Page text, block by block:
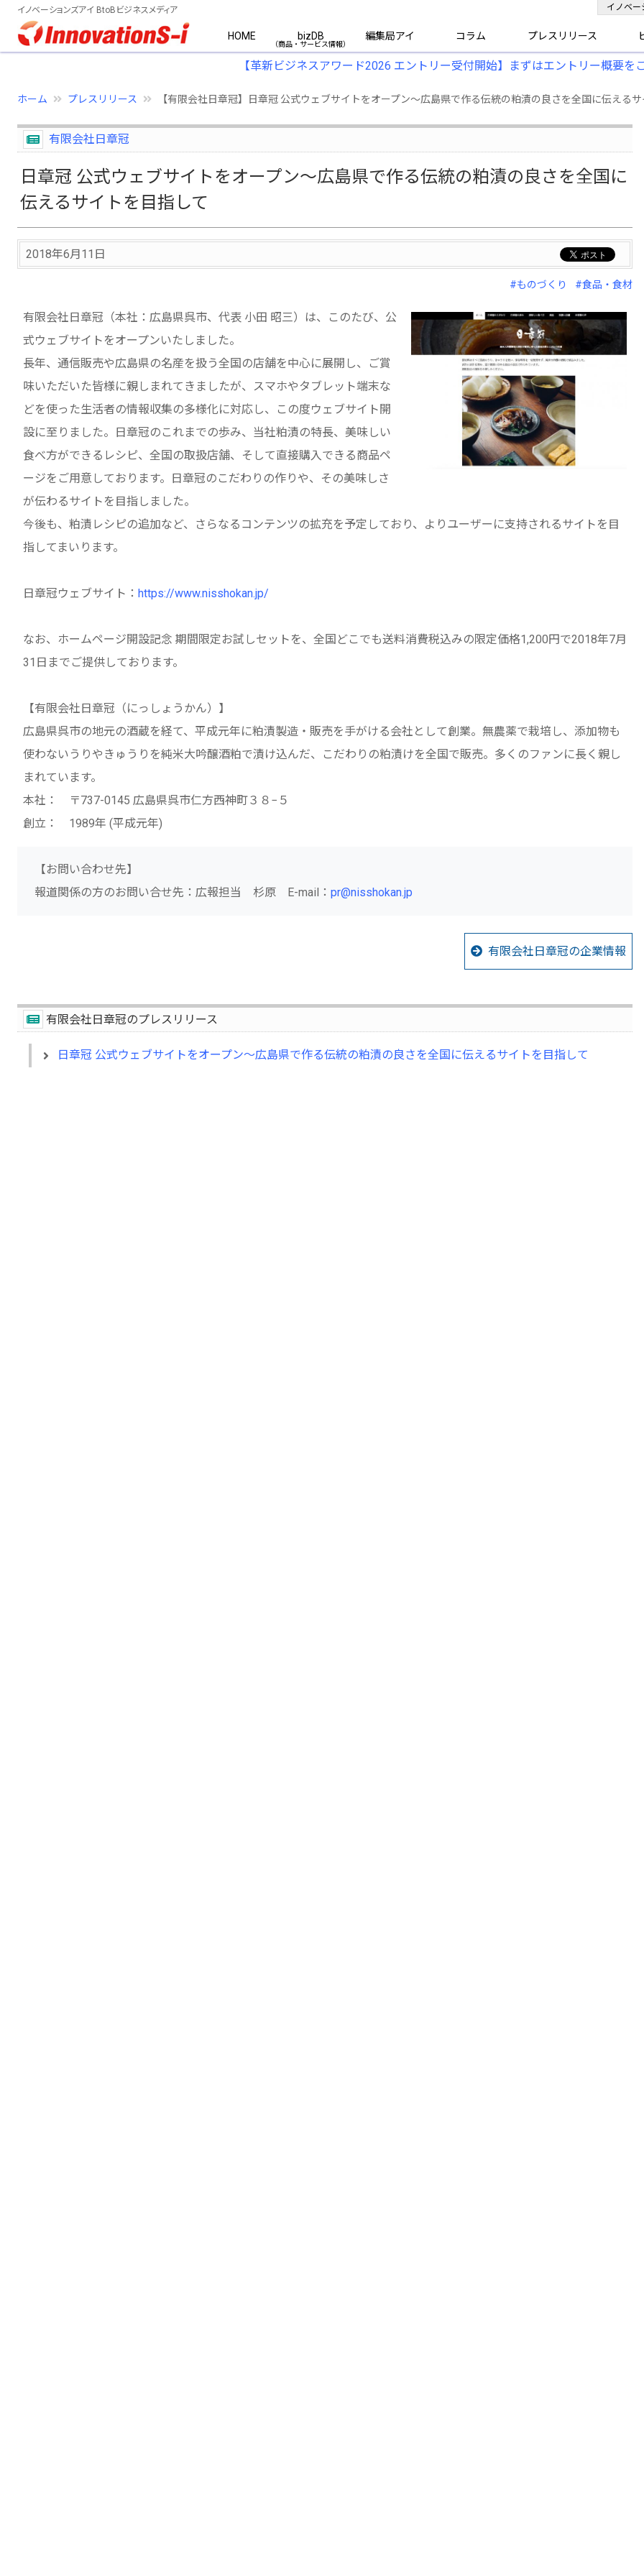
イノベーションズアイ BtoBビジネスメディア
HOME bizDB 編集局アイ コラム プレスリリース
イノベー
【革新ビジネスアワード2026 エントリー受付開始】まずはエントリー概要を
ホーム プレスリリース 【有限会社日章冠】日章冠 公式ウェブサイトをオープン〜広島県で作る伝統の粕漬の良さを全国に伝える
有限会社日章冠
日章冠 公式ウェブサイトをオープン〜広島県で作る伝統の粕漬の良さを全国に
伝えるサイトを目指して
2018年6月11日
#ものづくり #食品・食材
有限会社日章冠（本社：広島県呉市、代表 小田 昭三）は、このたび、公
式ウェブサイトをオープンいたしました。
長年、通信販売や広島県の名産を扱う全国の店舗を中心に展開し、ご賞
味いただいた皆様に親しまれてきましたが、スマホやタブレット端末な
どを使った生活者の情報収集の多様化に対応し、この度ウェブサイト開
設に至りました。日章冠のこれまでの歩み、当社粕漬の特長、美味しい
食べ方ができるレシピ、全国の取扱店舗、そして直接購入できる商品ペ
ージをご用意しております。日章冠のこだわりの作りや、その美味しさ
が伝わるサイトを目指しました。
今後も、粕漬レシピの追加など、さらなるコンテンツの拡充を予定しており、よりユーザーに支持されるサイトを目
指してまいります。
日章冠ウェブサイト： https://www.nisshokan.jp/
なお、ホームページ開設記念 期間限定お試しセットを、全国どこでも送料消費税込みの限定価格1,200円で2018年7月
31日までご提供しております。
【有限会社日章冠（にっしょうかん）】
広島県呉市の地元の酒蔵を経て、平成元年に粕漬製造・販売を手がける会社として創業。無農薬で栽培し、添加物も
使わないうりやきゅうりを純米大吟醸酒粕で漬け込んだ、こだわりの粕漬けを全国で販売。多くのファンに長く親し
まれています。
本社： 〒737-0145 広島県呉市仁方西神町３８−５
創立： 1989年 (平成元年)
【お問い合わせ先】
報道関係の方のお問い合せ先：広報担当 杉原 E-mail： pr@nisshokan.jp
有限会社日章冠の企業情報
有限会社日章冠のプレスリリース
日章冠 公式ウェブサイトをオープン〜広島県で作る伝統の粕漬の良さを全国に伝えるサイトを目指して